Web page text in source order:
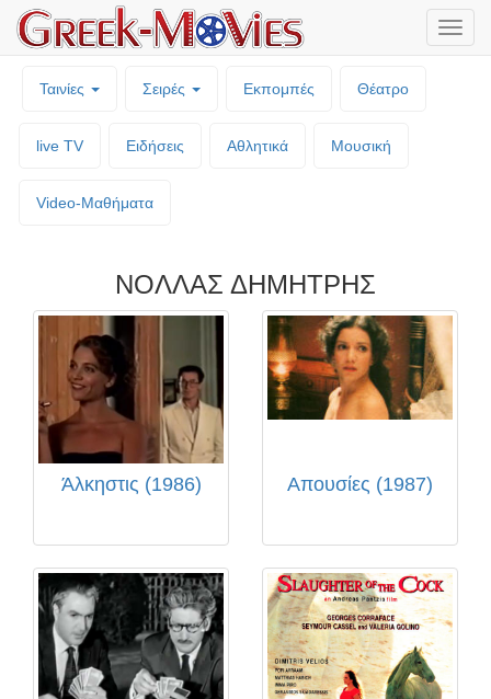
Ταινίες Σειρές Εκπομπές Θέατρο
live TV Ειδήσεις Αθλητικά Μουσική
Video-Mαθήματα
ΝΟΛΛΑΣ ΔΗΜΗΤΡΗΣ
Άλκηστις (1986) Απουσίες (1987)